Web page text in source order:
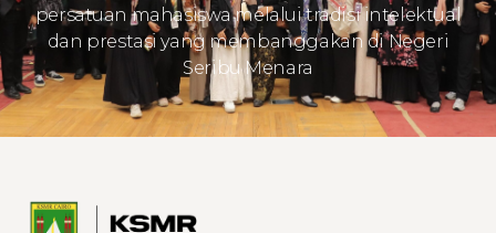
persatuan mahasiswa melalui tradisi intelektual
dan prestasi yang membanggakan di Negeri
Seribu Menara